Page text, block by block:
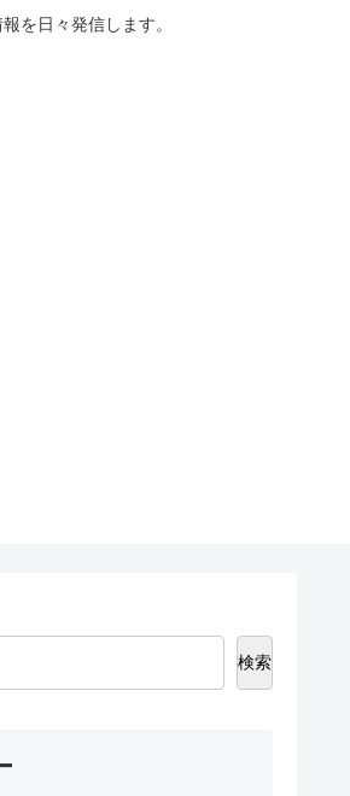
を日々発信します。
検索